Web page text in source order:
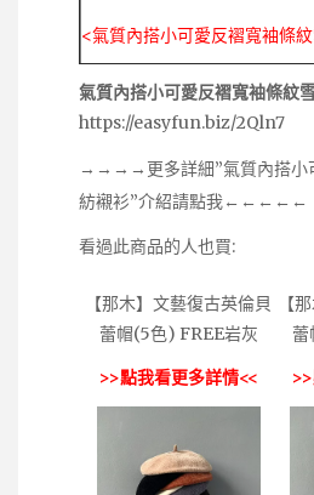
<氣質內搭小可愛反褶寬袖條
氣質內搭小可愛反褶寬袖條紋
https://easyfun.biz/2Qln7
→→→→更多詳細”氣質內搭小
紡襯衫”介紹請點我←←←←←
看過此商品的人也買:
【那木】文藝復古英倫貝
蕾帽(5色) FREE岩灰
>>點我看更多詳情<<
【